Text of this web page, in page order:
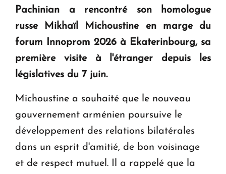
KASA : 30 ans d'audace, de résilience et d'avenir
Le premier hôtel Hyatt Regency d'Arménie
ouvrira ses portes à Dilijan
Pachinian a rencontré son homologue
russe Mikhaïl Michoustine en marge du
forum Innoprom 2026 à Ekaterinbourg, sa
première visite à l'étranger depuis les
législatives du 7 juin.
Michoustine a souhaité que le nouveau
gouvernement arménien poursuive le
développement des relations bilatérales
dans un esprit d'amitié, de bon voisinage
et de respect mutuel. Il a rappelé que la